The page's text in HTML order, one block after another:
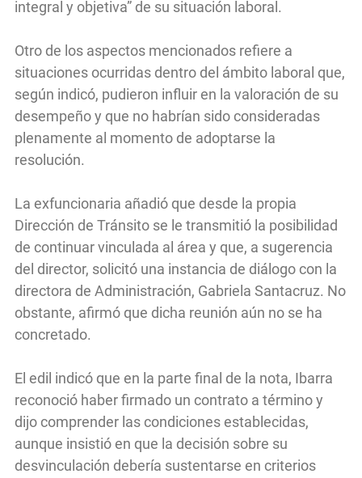
integral y objetiva” de su situación laboral.
Otro de los aspectos mencionados refiere a
situaciones ocurridas dentro del ámbito laboral que,
según indicó, pudieron influir en la valoración de su
desempeño y que no habrían sido consideradas
plenamente al momento de adoptarse la
resolución.
La exfuncionaria añadió que desde la propia
Dirección de Tránsito se le transmitió la posibilidad
de continuar vinculada al área y que, a sugerencia
del director, solicitó una instancia de diálogo con la
directora de Administración, Gabriela Santacruz. No
obstante, afirmó que dicha reunión aún no se ha
concretado.
El edil indicó que en la parte final de la nota, Ibarra
reconoció haber firmado un contrato a término y
dijo comprender las condiciones establecidas,
aunque insistió en que la decisión sobre su
desvinculación debería sustentarse en criterios